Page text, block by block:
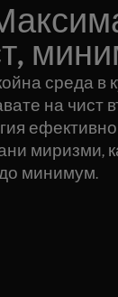
среда в
на чист
миризми,
минимум.